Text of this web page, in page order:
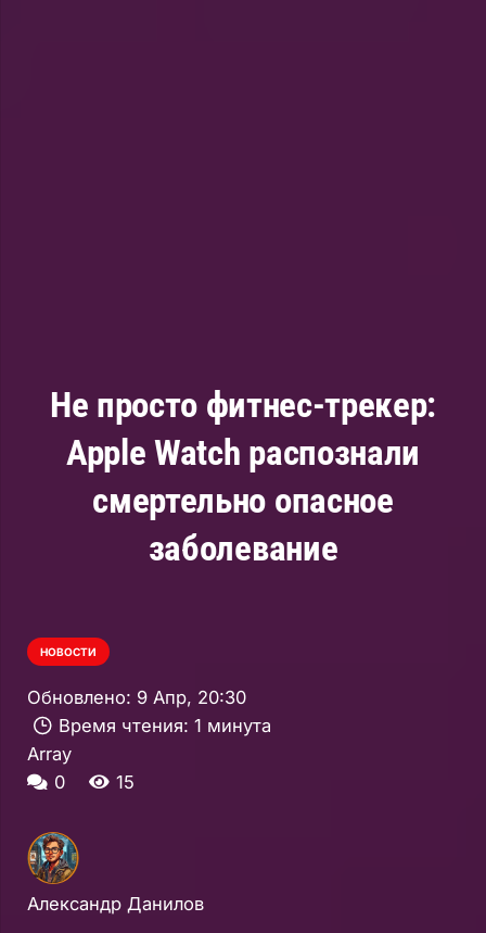
Не просто фитнес-трекер:
Apple Watch распознали
смертельно опасное
заболевание
НОВОСТИ
Обновлено: 9 Апр, 20:30
Время чтения: 1 минута
Array
0
15
Александр Данилов